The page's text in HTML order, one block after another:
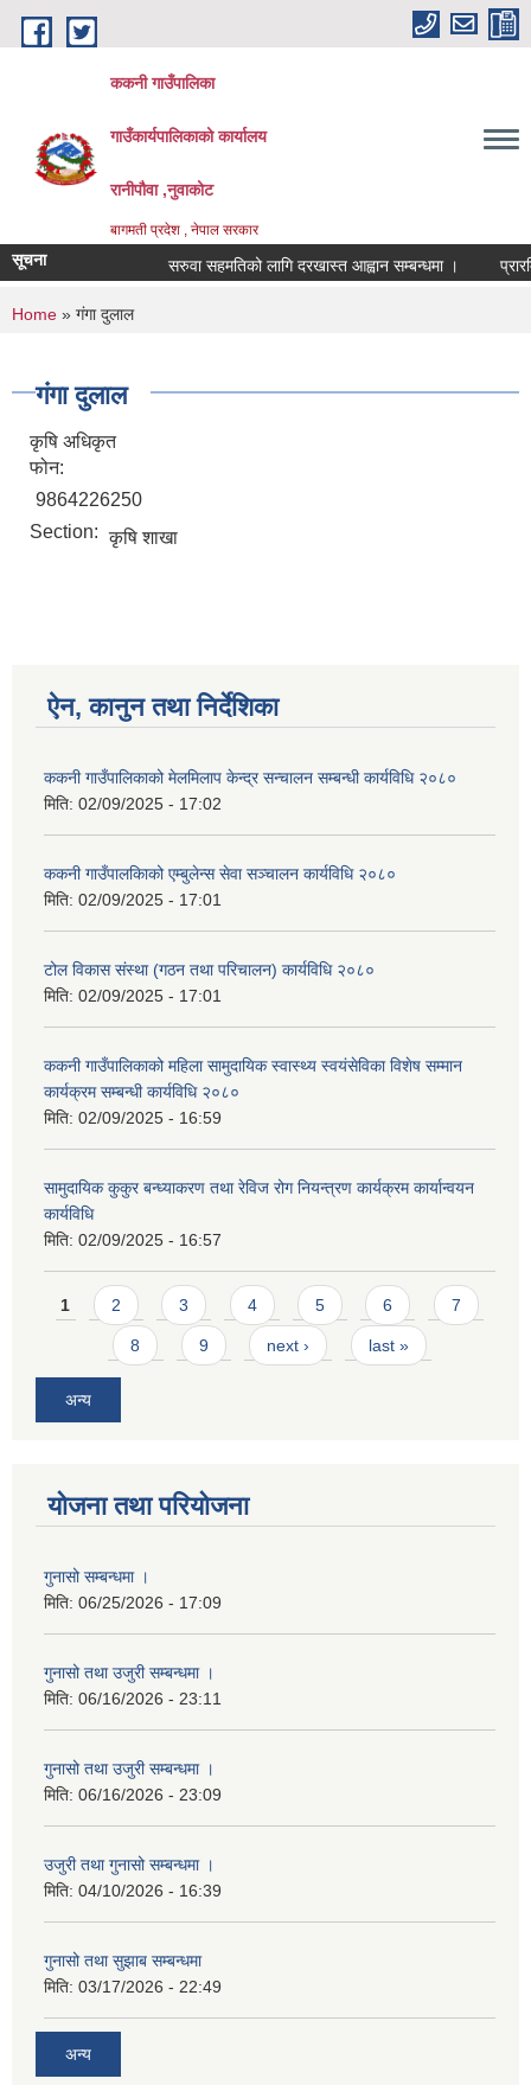
Skip to main content
ककनी गाउँपालिका
गाउँकार्यपालिकाको कार्यालय
रानीपौवा ,नुवाकोट
बागमती प्रदेश , नेपाल सरकार
सूचना सरुवा सहमतिको लागि दरखास्त आह्वान सम्बन्धमा ।
You are here
Home » गंगा दुलाल
गंगा दुलाल
कृषि अधिकृत
फोन:
9864226250
Section: कृषि शाखा
ऐन, कानुन तथा निर्देशिका
ककनी गाउँपालिकाको मेलमिलाप केन्द्र सन्चालन सम्बन्धी कार्यविधि २०८०
मिति: 02/09/2025 - 17:02
ककनी गाउँपालकािको एम्बुलेन्स सेवा सञ्चालन कार्यविधि २०८०
मिति: 02/09/2025 - 17:01
टोल विकास संस्था (गठन तथा परिचालन) कार्यविधि २०८०
मिति: 02/09/2025 - 17:01
ककनी गाउँपालिकाको महिला सामुदायिक स्वास्थ्य स्वयंसेविका विशेष सम्मान
कार्यक्रम सम्बन्धी कार्यविधि २०८०
मिति: 02/09/2025 - 16:59
सामुदायिक कुकुर बन्ध्याकरण तथा रेविज रोग नियन्त्रण कार्यक्रम कार्यान्वयन
कार्यविधि
मिति: 02/09/2025 - 16:57
Pages
1 2 3 4 5 6 7
8 9 next › last »
अन्य
योजना तथा परियोजना
गुनासो सम्बन्धमा ।
मिति: 06/25/2026 - 17:09
गुनासो तथा उजुरी सम्बन्धमा ।
मिति: 06/16/2026 - 23:11
गुनासो तथा उजुरी सम्बन्धमा ।
मिति: 06/16/2026 - 23:09
उजुरी तथा गुनासो सम्बन्धमा ।
मिति: 04/10/2026 - 16:39
गुनासो तथा सुझाब सम्बन्धमा
मिति: 03/17/2026 - 22:49
अन्य